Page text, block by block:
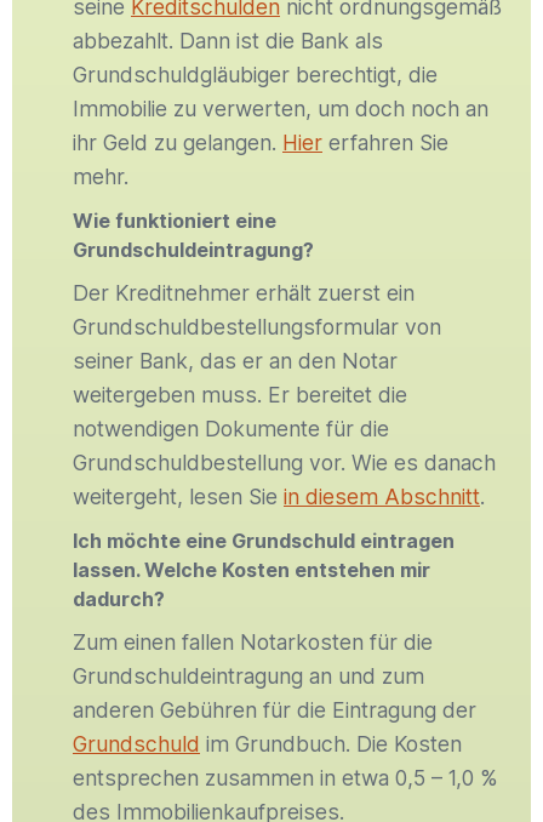
seine Kreditschulden nicht ordnungsgemäß
abbezahlt. Dann ist die Bank als
Grundschuldgläubiger berechtigt, die
Immobilie zu verwerten, um doch noch an
ihr Geld zu gelangen. Hier erfahren Sie
mehr.
Wie funktioniert eine
Grundschuldeintragung?
Der Kreditnehmer erhält zuerst ein
Grundschuldbestellungsformular von
seiner Bank, das er an den Notar
weitergeben muss. Er bereitet die
notwendigen Dokumente für die
Grundschuldbestellung vor. Wie es danach
weitergeht, lesen Sie in diesem Abschnitt.
Ich möchte eine Grundschuld eintragen
lassen. Welche Kosten entstehen mir
dadurch?
Zum einen fallen Notarkosten für die
Grundschuldeintragung an und zum
anderen Gebühren für die Eintragung der
Grundschuld im Grundbuch. Die Kosten
entsprechen zusammen in etwa 0,5 – 1,0 %
des Immobilienkaufpreises.